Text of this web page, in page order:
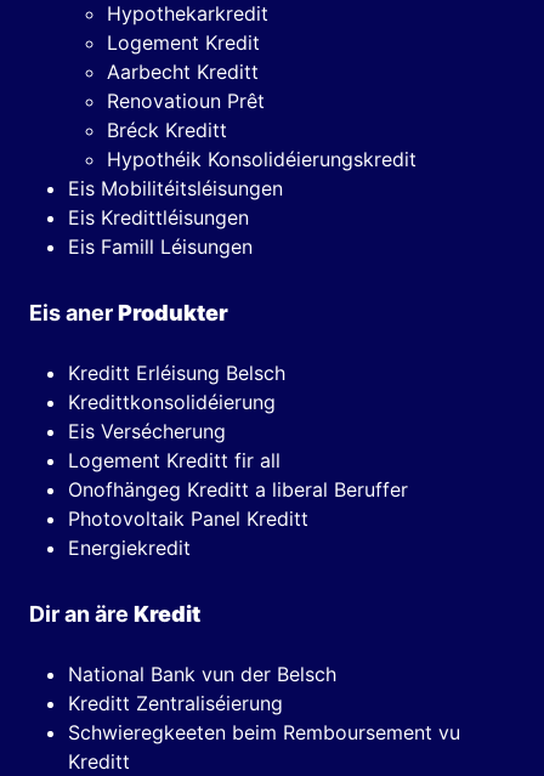
Hypothekarkredit
Logement Kredit
Aarbecht Kreditt
Renovatioun Prêt
Bréck Kreditt
Hypothéik Konsolidéierungskredit
Eis Mobilitéitsléisungen
Eis Kredittléisungen
Eis Famill Léisungen
Eis anerProdukter
Kreditt Erléisung Belsch
Kredittkonsolidéierung
Eis Versécherung
Logement Kreditt fir all
Onofhängeg Kreditt a liberal Beruffer
Photovoltaik Panel Kreditt
Energiekredit
Dir an äre Kredit
National Bank vun der Belsch
Kreditt Zentraliséierung
Schwieregkeeten beim Remboursement vu
Kreditt